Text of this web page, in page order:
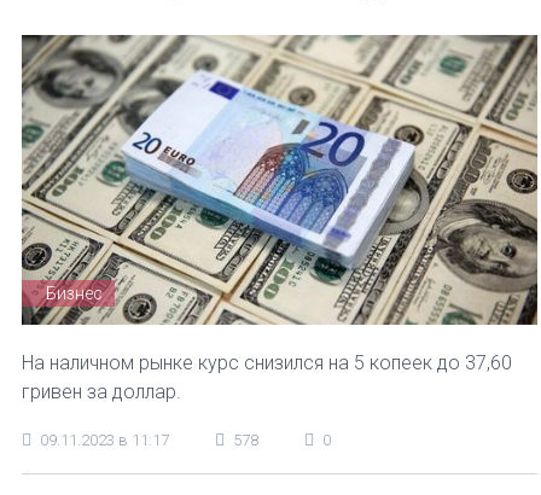
Бизнес
На наличном рынке курс снизился на 5 копеек до 37,60
гривен за доллар.
09.11.2023 в 11:17 578 0